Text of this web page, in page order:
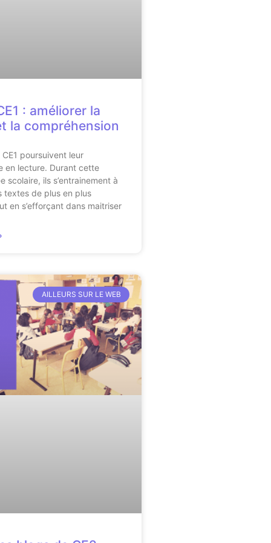
: améliorer la
la compréhension
poursuivent leur
en lecture. Durant cette
scolaire, ils s’entrainement à
textes de plus en plus
en s’efforçant dans maitriser
AILLEURS SUR LE WEB